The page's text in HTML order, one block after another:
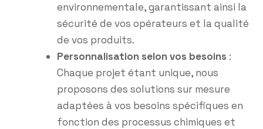
environnementale, garantissant ainsi la
sécurité de vos opérateurs et la qualité
de vos produits.
Personnalisation selon vos besoins :
Chaque projet étant unique, nous
proposons des solutions sur mesure
adaptées à vos besoins spécifiques en
fonction des processus chimiques et